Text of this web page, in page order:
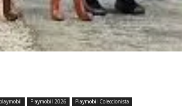
playmobil Playmobil 2026 Playmobil Coleccionista